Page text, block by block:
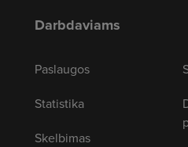
Darbdaviams
Paslaugos
Statistika
Skelbimas